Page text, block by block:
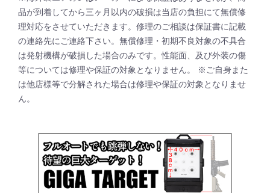
品が到着してから三ヶ月以内の破損は当店の負担にて無償修
理対応をさせていただきます。修理のご相談は保証書に記載
の連絡先にご連絡下さい。無償修理・初期不良対象の不具合
は発射機構が破損した場合のみです。性能面、及び外装の傷
等については修理や保証の対象となりません。 ※ご自身また
は他店様等で分解された場合は修理や保証の対象となりませ
ん。